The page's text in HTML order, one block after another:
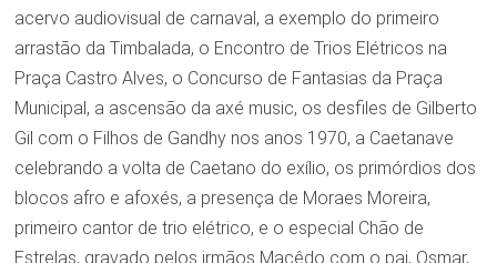
acervo audiovisual de carnaval, a exemplo do primeiro
arrastão da Timbalada, o Encontro de Trios Elétricos na
Praça Castro Alves, o Concurso de Fantasias da Praça
Municipal, a ascensão da axé music, os desfiles de Gilberto
Gil com o Filhos de Gandhy nos anos 1970, a Caetanave
celebrando a volta de Caetano do exílio, os primórdios dos
blocos afro e afoxés, a presença de Moraes Moreira,
primeiro cantor de trio elétrico, e o especial Chão de
Estrelas, gravado pelos irmãos Macêdo com o pai, Osmar,